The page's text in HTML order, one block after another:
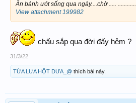
Ăn bánh ướt sống qua ngày....chờ ..... ............
View attachment 199982
chấu sắp qua đời đấy hẻm ?
31/3/22
TỪA LƯA HỘT DƯA_@ thích bài này.